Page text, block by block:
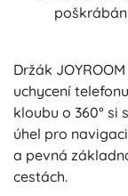
Držák
uchycení
kloubu o 360°
úhel pro
a pevná
cestách.